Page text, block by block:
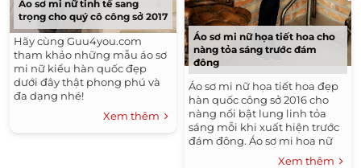
Những Kiểu Tóc Đẹp
Áo sơ mi nữ tinh tế sang
trọng cho quý cô công sở 2017
Hãy cùng Guu4you.com
tham khảo những mẫu áo sơ
mi nữ kiểu hàn quốc đẹp
dưới đây thật phong phú và
đa dạng nhé!
Xem thêm
Áo sơ mi nữ họa tiết hoa cho
nàng tỏa sáng trước đám
đông
Áo sơ mi nữ họa tiết hoa đẹp
hàn quốc công sở 2016 cho
nàng nổi bật lung linh tỏa
sáng mỗi khi xuất hiện trước
đám đông. Áo sơ mi hoa nữ
đẹp đang ngày càng trở nên
Xem thêm